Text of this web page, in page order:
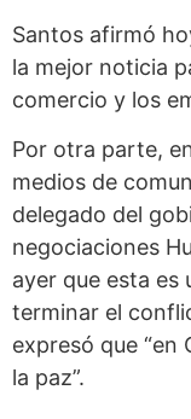
Santos afirmó
la mejor noticia
comercio y los
Por otra parte,
medios de
delegado del
negociaciones
ayer que esta es
terminar el
expresó que “en
la paz”.